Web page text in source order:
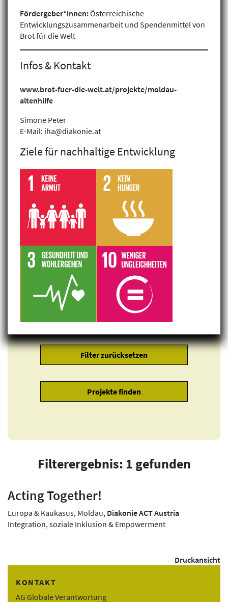
Projekte finden
Klimagerechtigkeit
Geschlechtergerechtigkeit
Filterergebnis: 1 gefunden
Acting Together!
Europa & Kaukasus, Moldau, Diakonie ACT Austria
Integration, soziale Inklusion & Empowerment
Druckansicht
KONTAKT
AG Globale Verantwortung
Fördergeber*innen:Österreichische
Entwicklungszusammenarbeit und Spendenmittel von
Brot für die Welt
Infos & Kontakt
www.brot-fuer-die-welt.at/projekte/moldau-
altenhilfe
Simone Peter
E-Mail: iha@diakonie.at
Ziele für nachhaltige Entwicklung